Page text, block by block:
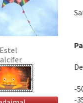
Estel
-
-